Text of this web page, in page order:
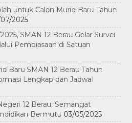
untuk Calon Murid Baru Tahun
2025
SMAN 12 Berau Gelar Survei
Pembiasaan di Satuan
Baru SMAN 12 Berau Tahun
Lengkap dan Jadwal
12 Berau: Semangat
Bermutu 03/05/2025